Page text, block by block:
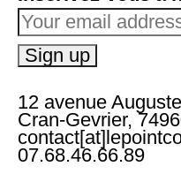
12 avenue
Cran-Gevrier,
07.68.46.66.89